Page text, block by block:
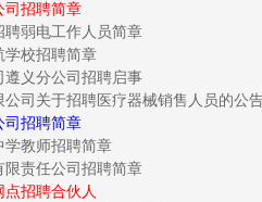
司招聘简章
聘弱电工作人员简章
学校招聘简章
遵义分公司招聘启事
公司关于招聘医疗器械销售人员的公
司招聘简章
学教师招聘简章
限责任公司招聘简章
招聘合伙人